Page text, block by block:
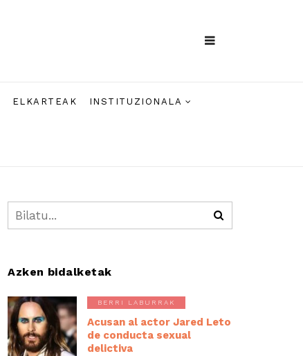
ELKARTEAK INSTITUZIONALA
Azken bidalketak
BERRI LABURRAK
Acusan al actor Jared Leto
de conducta sexual
delictiva